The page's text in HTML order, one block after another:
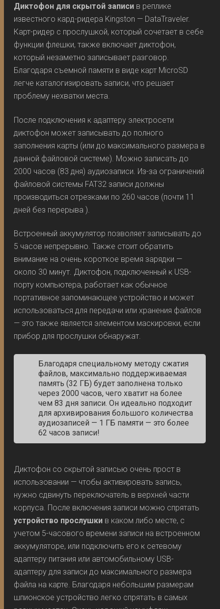
Диктофон для скрытой записи в реплике
известного кард-ридера Kingston — DataTraveler.
Карт-ридер с прослушкой, который сочетает в себе
функции флешки, также включает диктофон,
который незаметно записывает разговор.
Благодаря съемной памяти в виде карт MicroSD
легче каталогизировать записи, что решает
проблему нехватки места.
После подключения к адаптеру электросети
диктофон может записывать до полного
заполнения карты (или до максимального размера в
данной файловой системе). Можно записать до
2000 часов (83 дня) аудиозаписи. Из-за ограничений
файловой системы FAT32 записи должны
производиться отрезками по 260 часов (почти 11
дней без перерыва ).
Встроенный аккумулятор позволяет записывать до
5 часов непрерывно. Также стоит обратить
внимание на очень короткое время зарядки —
около 30 минут. Диктофон, подключенный к USB-
порту компьютера, работает как обычное
портативное запоминающее устройство и может
использоваться для передачи или хранения файлов
— это также является элементом маскировки, если
прибор для прослушки обнаружат.
Благодаря специальному методу сжатия
файлов, максимально поддерживаемая
память (32 ГБ) будет заполнена только
через 2000 часов, чего хватит на более
чем 83 дня записи. Он идеально подходит
для архивирования большого количества
аудиозаписей — 1 ГБ памяти — это более
62 часов записи!
Диктофон со скрытой записью очень прост в
использовании — чтобы активировать запись,
нужно сдвинуть переключатель в верхней части
корпуса. После включения записи можно спрятать
устройство прослушки в каком либо месте, с
учетом 5-часового времени записи на встроенном
аккумуляторе, или подключить его к сетевому
адаптеру питания или автомобильному USB-
адаптеру для записи до максимального размера
файла на карте. Благодаря небольшим размерам
шпионское устройство легко спрятать в самых